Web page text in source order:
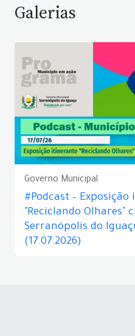
Galerias
Governo Municipal
#Podcast –
"Reciclando Olhares"
Serranópolis do
(17.07.2026)